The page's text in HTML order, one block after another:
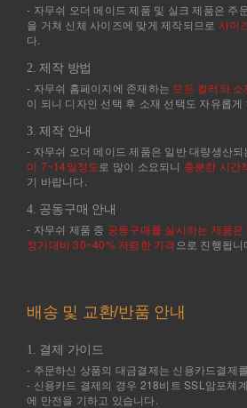
- 자무쉬 오더 메이드 제품 및 실크 제품은 주
을 거쳐 신체 사이즈에 맞게 제작되므로 사이
다.
2. 제작 방법
- 자무쉬 홈페이지에 존재하는 모든 컬러와
이 되니 디자인 선택 후 소재 선택도 자유롭게
3. 제작 안내
- 자무쉬 오더 메이드 제품은 일반 대량생산되
이 7~14일정도 로 많이 소요되니 충분한 시간
기 바랍니다.
4. 공동구매 안내
- 자무쉬 제품 중 공동구매를 실시하는 제품
정가대비 30~40% 저렴한 가격 으로 진행됩니
배송 및 교환/반품 안내
1. 결제 가이드
- 주문하신 상품의 대금결제는 신용카드결제
- 신용카드 결제의 경우 218비트 SSL암포체
에 만전을 기하고 있습니다.